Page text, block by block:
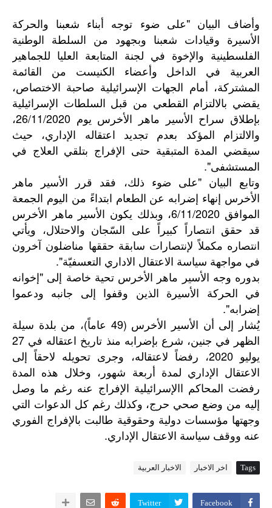
وأضاف البيان "على ضوء توجه أبناء شعبنا والحركة
الأسيرة وقيادات شعبنا وبجهود من السلطة الوطنية
الفلسطينية والإخوة في لجنة المتابعة العليا للجماهير
العربية في الداخل وأعضاء الكنيست من القائمة
المشتركة، أمام الجهات الإسرائيلية صاحبة الاختصاص،
يقضي بالالتزام القطعي من قبل السلطات الإسرائيلية
بإطلاق سراح الأسير ماهر الأخرس يوم 26/11/2020،
والالتزام المؤكد بعدم تجديد اعتقاله الإداري، حيث
سيقضي المدة المتبقية حتى الإفراج بتلقي العلاج في
المستشفى".
وتابع البيان "على ضوء ذلك، فقد قرر الأسير ماهر
الأخرس إنهاء إضرابه عن الطعام ابتداءً من اليوم الجمعة
الموافق 6/11/2020، وبذلك يكون الأسير ماهر الأخرس
قد حقق انتصاراً كبيراً على السّجان والاحتلال، ويأتي
انتصاره مكملاً لإنتصارات سابقة حققها مناضلون آخرون
في مواجهة سياسة الاعتقال الاداري التعسفيّة".
بدوره وجه الأسير ماهر الأخرس تحية خاصة إلى "إخوانه
في الحركة الأسيرة الذين وقفوا إلى جانبه ودعموا
إضرابه".
يُشار إلى أن الأسير الأخرس (49 عاماً)، من بلدة سيلة
الظهر في جنين، شرع بإضرابه منذ تاريخ اعتقاله في
يوليو 2020 ، رفضاً لاعتقاله، وجرى تحويله لاحقاً
إلى
الاعتقال الإداري لمدة أربعة شهور، وخلال هذه المدة
رفضت المحاكم االإسرائيلية الإفراج عنه رغم ما وصل
إليه من وضع صحي حرج، وكذلك رغم كل الدعوات التي
وجهتها مؤسسات دولية وحقوقية طالبت بالإفراج الفوري
عنه ووقف سياسة الاعتقال الإداري.
Tags اخر الاخبار الاخبار العربية
Facebook
Twitter